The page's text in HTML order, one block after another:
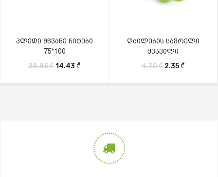
პლედი მწვანე ჩიტები
75*100
28.85₾Original price was: 28.85 ₾.
14.43 ₾ Current price is: 14.43 ₾.
ღძილების საჭრელი
ყვავილი
4.70₾ Original price
2.35₾